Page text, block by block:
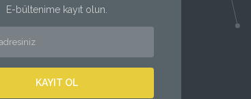
E-bültenime kayıt olun.